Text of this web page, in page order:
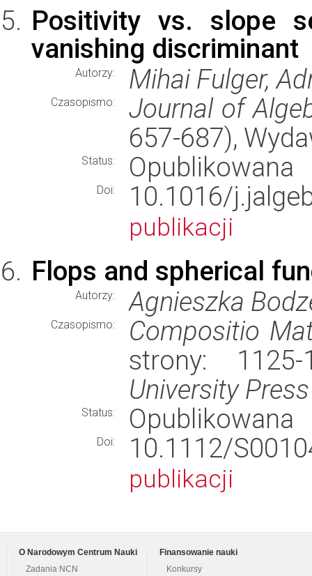
Positivity vs. slope
vanishing discriminant
Autorzy: Mihai Fulger,
Czasopismo:
Journal of
657-687),
Status: Opublikowana
Doi: 10.1016/
publikacji
Flops and spherical
Autorzy: Agnieszka
Czasopismo:
Compositio
strony:
University Press
Status: Opublikowana
Doi: 10.1112/
publikacji
O Narodowym Centrum Nauki
Zadania NCN
Finansowanie nauki
Konkursy